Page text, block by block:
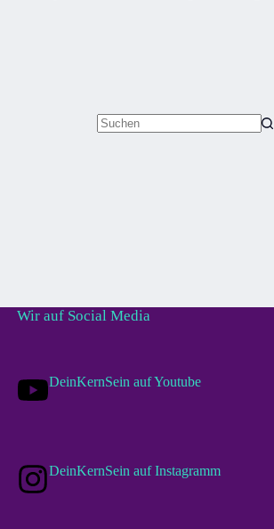
Wir auf Social Media
DeinKernSein auf Youtube
DeinKernSein auf Instagramm